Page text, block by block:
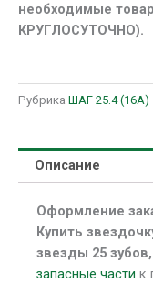
необходимые
КРУГЛОСУТОЧНО).
Рубрика ШАГ 25.4 (16А)
Описание
Оформление
Купить
звезды 25
запасные части к